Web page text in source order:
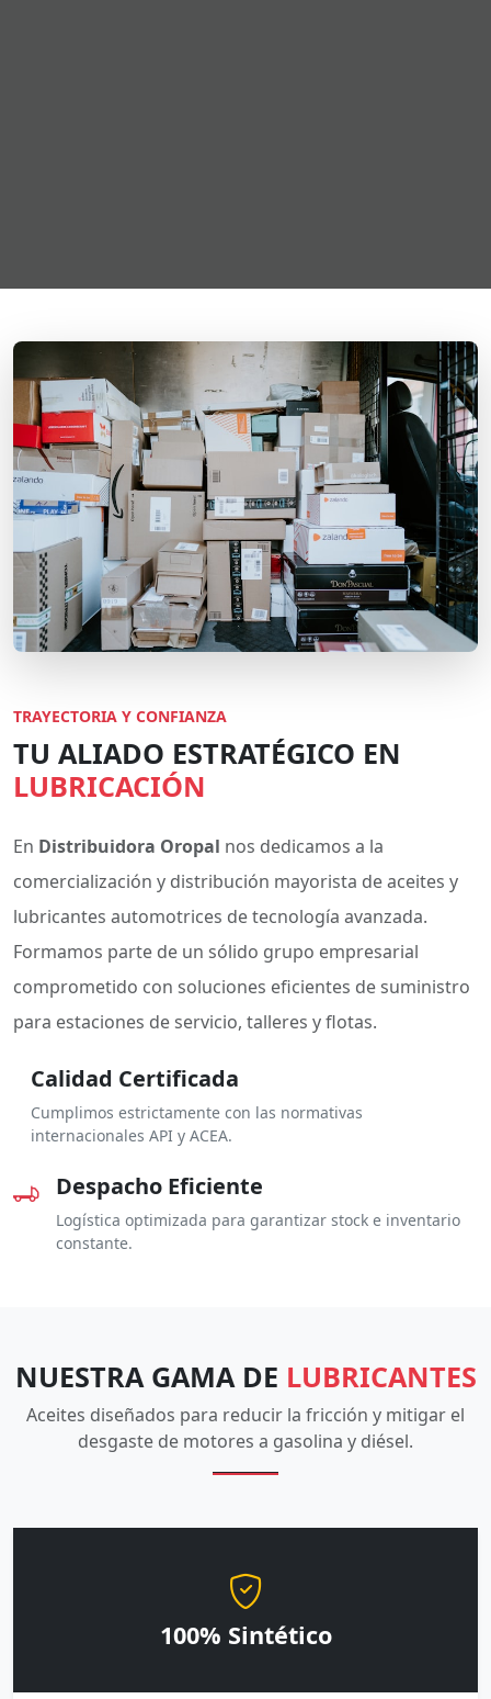
TRAYECTORIA Y CONFIANZA
TU ALIADO ESTRATÉGICO EN
LUBRICACIÓN
En Distribuidora Oropal nos dedicamos a la
comercialización y distribución mayorista de aceites y
lubricantes automotrices de tecnología avanzada.
Formamos parte de un sólido grupo empresarial
comprometido con soluciones eficientes de suministro
para estaciones de servicio, talleres y flotas.
Calidad Certificada
Cumplimos estrictamente con las normativas
internacionales API y ACEA.
Despacho Eficiente
Logística optimizada para garantizar stock e inventario
constante.
NUESTRA GAMA DE LUBRICANTES
Aceites diseñados para reducir la fricción y mitigar el
desgaste de motores a gasolina y diésel.
100% Sintético